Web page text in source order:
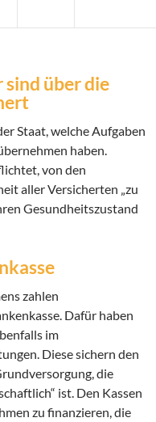
über die
Staat, welche Aufgaben
haben.
von den
aller Versicherten „zu
Gesundheitszustand
zahlen
Dafür haben
im
Diese sichern den
die
ist. Den Kassen
zu finanzieren, die